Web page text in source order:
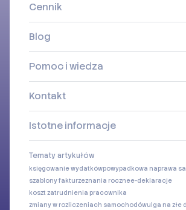
Cennik
Blog
Pomoc i wiedza
Kontakt
Istotne informacje
Tematy artykułów
księgowanie wydatkówpowypadkowa naprawa
szablony fakturzeznania rocznee-deklaracje
koszt zatrudnienia pracownika
zmiany w rozliczeniach samochodówulga na złe